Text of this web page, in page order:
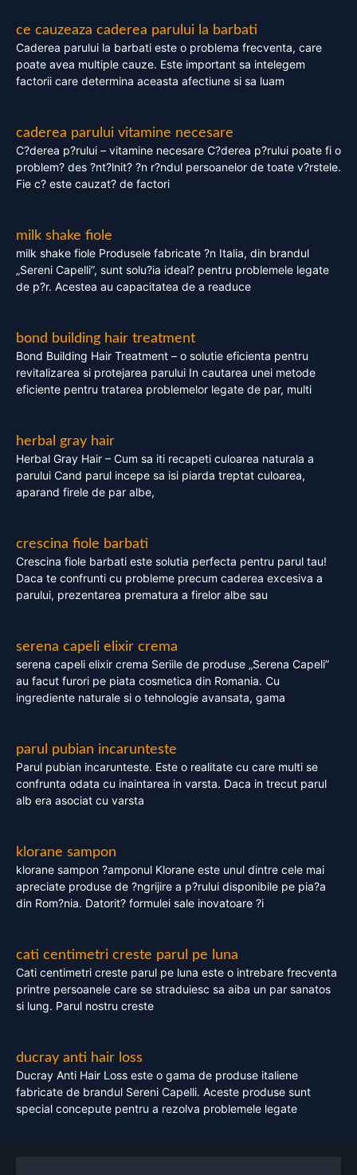
ce cauzeaza caderea parului la barbati
Caderea parului la barbati este o problema frecventa, care
poate avea multiple cauze. Este important sa intelegem
factorii care determina aceasta afectiune si sa luam
caderea parului vitamine necesare
C?derea p?rului – vitamine necesare C?derea p?rului poate fi o
problem? des ?nt?lnit? ?n r?ndul persoanelor de toate v?rstele.
Fie c? este cauzat? de factori
milk shake fiole
milk shake fiole Produsele fabricate ?n Italia, din brandul
„Sereni Capelli”, sunt solu?ia ideal? pentru problemele legate
de p?r. Acestea au capacitatea de a readuce
bond building hair treatment
Bond Building Hair Treatment – o solutie eficienta pentru
revitalizarea si protejarea parului In cautarea unei metode
eficiente pentru tratarea problemelor legate de par, multi
herbal gray hair
Herbal Gray Hair – Cum sa iti recapeti culoarea naturala a
parului Cand parul incepe sa isi piarda treptat culoarea,
aparand firele de par albe,
crescina fiole barbati
Crescina fiole barbati este solutia perfecta pentru parul tau!
Daca te confrunti cu probleme precum caderea excesiva a
parului, prezentarea prematura a firelor albe sau
serena capeli elixir crema
serena capeli elixir crema Seriile de produse „Serena Capeli”
au facut furori pe piata cosmetica din Romania. Cu
ingrediente naturale si o tehnologie avansata, gama
parul pubian incarunteste
Parul pubian incarunteste. Este o realitate cu care multi se
confrunta odata cu inaintarea in varsta. Daca in trecut parul
alb era asociat cu varsta
klorane sampon
klorane sampon ?amponul Klorane este unul dintre cele mai
apreciate produse de ?ngrijire a p?rului disponibile pe pia?a
din Rom?nia. Datorit? formulei sale inovatoare ?i
cati centimetri creste parul pe luna
Cati centimetri creste parul pe luna este o intrebare frecventa
printre persoanele care se straduiesc sa aiba un par sanatos
si lung. Parul nostru creste
ducray anti hair loss
Ducray Anti Hair Loss este o gama de produse italiene
fabricate de brandul Sereni Capelli. Aceste produse sunt
special concepute pentru a rezolva problemele legate